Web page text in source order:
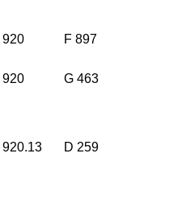
920 F 897
920
G 463
920.13 D 259